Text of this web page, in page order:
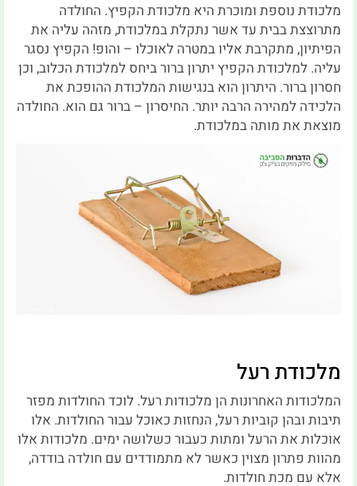
מלכודת נוספת ומוכרת היא מלכודת הקפיץ. החולדה
מתרוצצת בבית עד אשר נתקלת במלכודת, מזהה עליה את
הפיתיון, מתקרבת אליו במטרה לאוכלו – והופ! הקפיץ נסגר
עליה. למלכודת הקפיץ יתרון ברור ביחס למלכודת הכלוב, וכן
חסרון ברור. היתרון הוא בנגישות המלכודת ההופכת את
הלכידה למהירה הרבה יותר. החיסרון – ברור גם הוא. החולדה
מוצאת את מותה במלכודת.
מלכודת רעל
המלכודות האחרונות הן מלכודות רעל. לוכד החולדות מפזר
תיבות ובהן קוביות רעל, הנחזות כאוכל עבור החולדות. אלו
אוכלות את הרעל ומתות כעבור כשלושה ימים. מלכודות אלו
מהוות פתרון מצוין כאשר לא מתמודדים עם חולדה בודדה,
אלא עם מכת חולדות.